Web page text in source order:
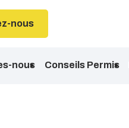
nous
nous Conseils Permis